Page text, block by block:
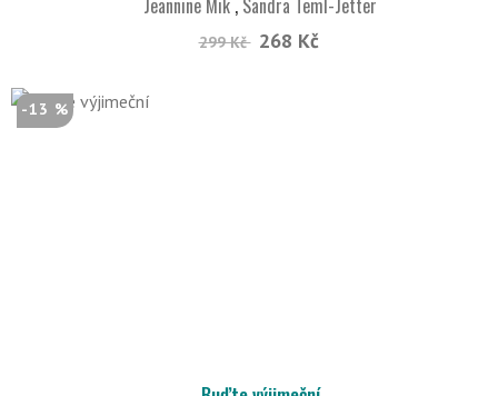
Jeannine Mik , Sandra Teml-Jetter
299 Kč 268 Kč
-13 %